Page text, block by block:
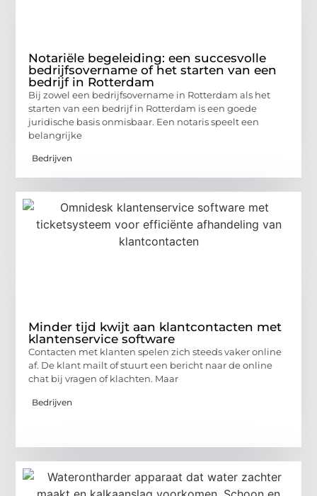
Notariële begeleiding: een succesvolle
bedrijfsovername of het starten van een
bedrijf in Rotterdam
Bij zowel een bedrijfsovername in Rotterdam als het
starten van een bedrijf in Rotterdam is een goede
juridische basis onmisbaar. Een notaris speelt een
belangrijke
Bedrijven
Minder tijd kwijt aan klantcontacten met
klantenservice software
Contacten met klanten spelen zich steeds vaker online
af. De klant mailt of stuurt een bericht naar de online
chat bij vragen of klachten. Maar
Bedrijven